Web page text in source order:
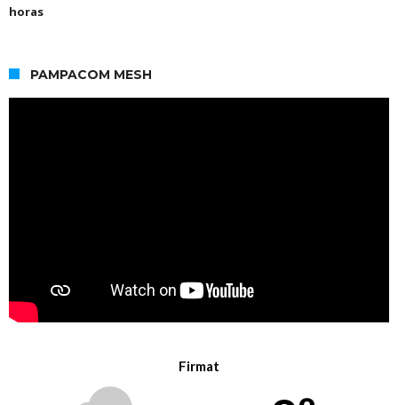
horas
PAMPACOM MESH
Firmat